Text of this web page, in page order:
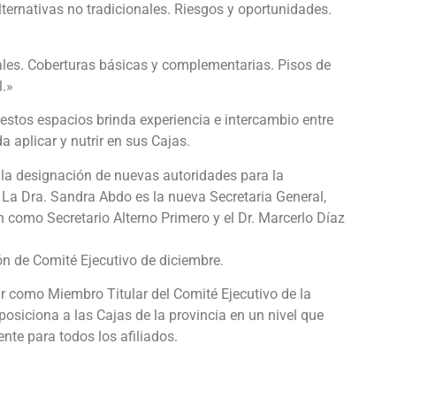
no tradicionales. Riesgos y oportunidades.
Coberturas básicas y complementarias. Pisos de
espacios brinda experiencia e intercambio entre
aplicar y nutrir en sus Cajas.
designación de nuevas autoridades para la
Dra. Sandra Abdo es la nueva Secretaria General,
Secretario Alterno Primero y el Dr. Marcerlo Díaz
de Comité Ejecutivo de diciembre.
como Miembro Titular del Comité Ejecutivo de la
a las Cajas de la provincia en un nivel que
para todos los afiliados.